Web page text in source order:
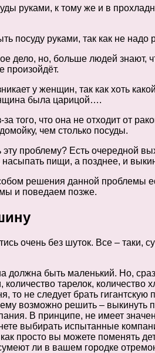
руками, к тому же и в
посуду руками, так как не
дело, но, больше людей
произойдёт.
у женщин, так как хоть
была царицой….
того, что она не отходит от
чем столько посуды.
проблему? Есть очередной
пищи, а позднее, и
решения данной проблемы
и поведаем позже.
очень без шуток. Все – таки,
быть маленький. Но,
тарелок, количество
то не следует брать
возможно решить –
В принципе, не имеет
выбирать испытанные
просто вы можете поменять
ли в вашем городке